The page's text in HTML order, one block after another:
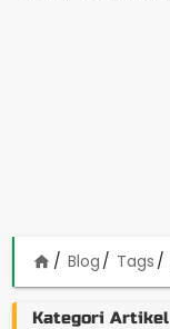
home Blog Tags
Kategori Artikel